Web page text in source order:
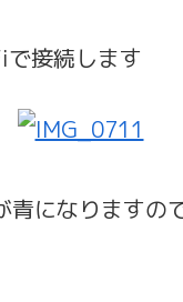
接続します
青になりますの